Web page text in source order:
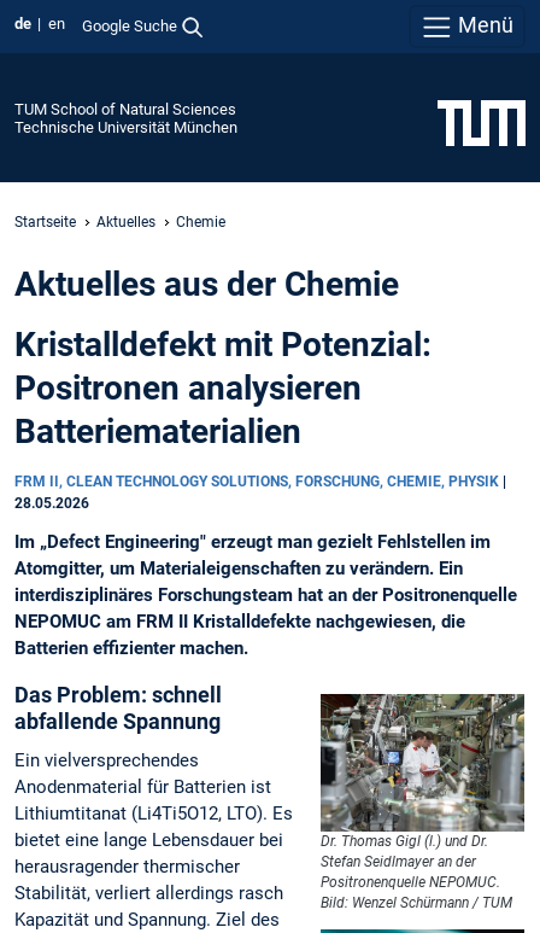
de en Google Suche Menü
TUM School of Natural Sciences
Technische Universität München
Startseite Aktuelles Chemie
Aktuelles aus der Chemie
Kristalldefekt mit Potenzial:
Positronen analysieren
Batteriematerialien
FRM II, CLEAN TECHNOLOGY SOLUTIONS, FORSCHUNG, CHEMIE, PHYSIK
28.05.2026
Im „Defect Engineering" erzeugt man gezielt Fehlstellen im
Atomgitter, um Materialeigenschaften zu verändern. Ein
interdisziplinäres Forschungsteam hat an der Positronenquelle
NEPOMUC am FRM II Kristalldefekte nachgewiesen, die
Batterien effizienter machen.
Dr. Thomas Gigl (l.) und Dr.
Stefan Seidlmayer an der
Positronenquelle NEPOMUC.
Bild: Wenzel Schürmann / TUM
Das Problem: schnell
abfallende Spannung
Ein vielversprechendes
Anodenmaterial für Batterien ist
Lithiumtitanat (Li4Ti5O12, LTO). Es
bietet eine lange Lebensdauer bei
herausragender thermischer
Stabilität, verliert allerdings rasch
Kapazität und Spannung. Ziel des